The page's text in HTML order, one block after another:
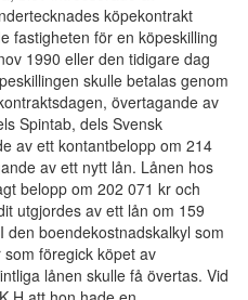
köpekontrakt
fastigheten för en köpeskilling
1990 eller den tidigare dag
skulle betalas genom
övertagande av
Spintab, dels Svensk
av ett kontantbelopp om 214
av ett nytt lån. Lånen hos
belopp om 202 071 kr och
utgjordes av ett lån om 159
boendekostnadskalkyl som
föregick köpet av
lånen skulle få övertas. Vid